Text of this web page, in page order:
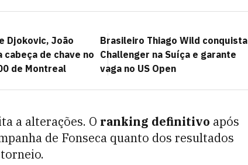
Djokovic, João
cabeça de chave no
de Montreal
Brasileiro Thiago Wild conquista
Challenger na Suíça e garante
vaga no US Open
a alterações. O ranking definitivo após
de Fonseca quanto dos resultados